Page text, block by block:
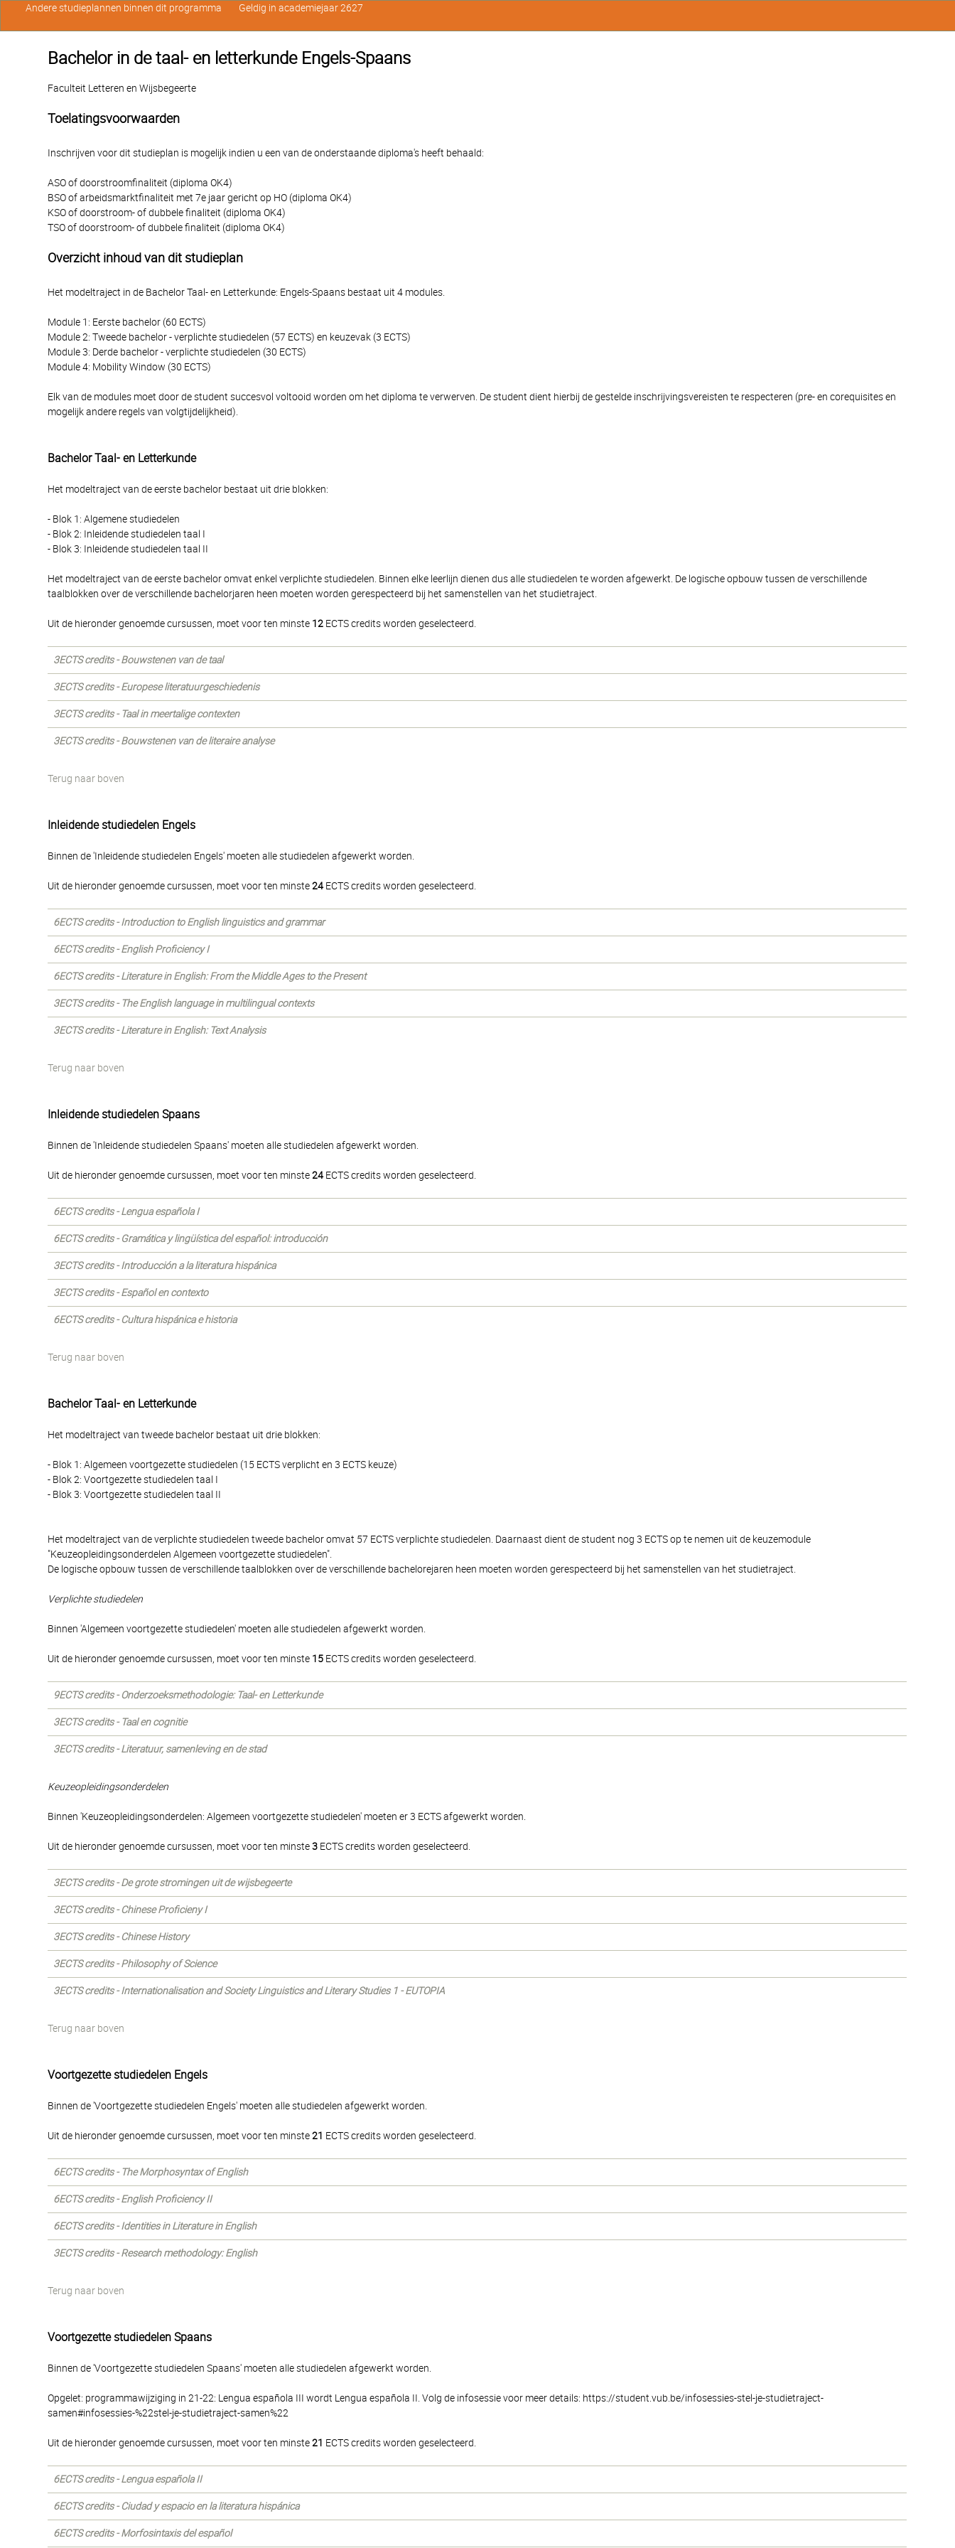
Bachelor in de taal- en letterkunde Engels-Spaans
Faculteit Letteren en Wijsbegeerte
Toelatingsvoorwaarden
Inschrijven voor dit studieplan is mogelijk indien u een van de onderstaande diploma's heeft behaald:
ASO of doorstroomfinaliteit (diploma OK4)
BSO of arbeidsmarktfinaliteit met 7e jaar gericht op HO (diploma OK4)
KSO of doorstroom- of dubbele finaliteit (diploma OK4)
TSO of doorstroom- of dubbele finaliteit (diploma OK4)
Overzicht inhoud van dit studieplan
Het modeltraject in de Bachelor Taal- en Letterkunde: Engels-Spaans bestaat uit 4 modules.
Module 1: Eerste bachelor (60 ECTS)
Module 2: Tweede bachelor - verplichte studiedelen (57 ECTS) en keuzevak (3 ECTS)
Module 3: Derde bachelor - verplichte studiedelen (30 ECTS)
Module 4: Mobility Window (30 ECTS)
Elk van de modules moet door de student succesvol voltooid worden om het diploma te verwerven. De student dient hierbij de gestelde inschrijvingsvereisten te respecteren (pre- en corequisites en
mogelijk andere regels van volgtijdelijkheid).
Bachelor Taal- en Letterkunde
Het modeltraject van de eerste bachelor bestaat uit drie blokken:
- Blok 1: Algemene studiedelen
- Blok 2: Inleidende studiedelen taal I
- Blok 3: Inleidende studiedelen taal II
Het modeltraject van de eerste bachelor omvat enkel verplichte studiedelen. Binnen elke leerlijn dienen dus alle studiedelen te worden afgewerkt. De logische opbouw tussen de verschillende
taalblokken over de verschillende bachelorjaren heen moeten worden gerespecteerd bij het samenstellen van het studietraject.
Uit de hieronder genoemde cursussen, moet voor ten minste 12 ECTS credits worden geselecteerd.
3ECTS credits - Bouwstenen van de taal
3ECTS credits - Europese literatuurgeschiedenis
3ECTS credits - Taal in meertalige contexten
3ECTS credits - Bouwstenen van de literaire analyse
Terug naar boven
Inleidende studiedelen Engels
Binnen de 'Inleidende studiedelen Engels' moeten alle studiedelen afgewerkt worden.
Uit de hieronder genoemde cursussen, moet voor ten minste24 ECTS credits worden geselecteerd.
6ECTS credits - Introduction to English linguistics and grammar
6ECTS credits - English Proficiency I
6ECTS credits - Literature in English: From the Middle Ages to the Present
3ECTS credits - The English language in multilingual contexts
3ECTS credits - Literature in English: Text Analysis
Terug naar boven
Inleidende studiedelen Spaans
Binnen de 'Inleidende studiedelen Spaans' moeten alle studiedelen afgewerkt worden.
Uit de hieronder genoemde cursussen, moet voor ten minste24 ECTS credits worden geselecteerd.
6ECTS credits - Lengua española I
6ECTS credits - Gramática y lingüística del español: introducción
3ECTS credits - Introducción a la literatura hispánica
3ECTS credits - Español en contexto
6ECTS credits - Cultura hispánica e historia
Terug naar boven
Bachelor Taal- en Letterkunde
Het modeltraject van tweede bachelor bestaat uit drie blokken:
- Blok 1: Algemeen voortgezette studiedelen (15 ECTS verplicht en 3 ECTS keuze)
- Blok 2: Voortgezette studiedelen taal I
- Blok 3: Voortgezette studiedelen taal II
Het modeltraject van de verplichte studiedelen tweede bachelor omvat 57 ECTS verplichte studiedelen. Daarnaast dient de student nog 3 ECTS op te nemen uit de keuzemodule
"Keuzeopleidingsonderdelen Algemeen voortgezette studiedelen".
De logische opbouw tussen de verschillende taalblokken over de verschillende bachelorejaren heen moeten worden gerespecteerd bij het samenstellen van het studietraject.
Verplichte studiedelen
Binnen 'Algemeen voortgezette studiedelen' moeten alle studiedelen afgewerkt worden.
Uit de hieronder genoemde cursussen, moet voor ten minste 15 ECTS credits worden geselecteerd.
9ECTS credits - Onderzoeksmethodologie: Taal- en Letterkunde
3ECTS credits - Taal en cognitie
3ECTS credits - Literatuur, samenleving en de stad
Keuzeopleidingsonderdelen
Binnen 'Keuzeopleidingsonderdelen: Algemeen voortgezette studiedelen' moeten er 3 ECTS afgewerkt worden.
Uit de hieronder genoemde cursussen, moet voor ten minste3 ECTS credits worden geselecteerd.
3ECTS credits - De grote stromingen uit de wijsbegeerte
3ECTS credits - Chinese Proficieny I
3ECTS credits - Chinese History
3ECTS credits - Philosophy of Science
3ECTS credits - Internationalisation and Society Linguistics and Literary Studies 1 - EUTOPIA
Terug naar boven
Voortgezette studiedelen Engels
Binnen de 'Voortgezette studiedelen Engels' moeten alle studiedelen afgewerkt worden.
Uit de hieronder genoemde cursussen, moet voor ten minste21 ECTS credits worden geselecteerd.
6ECTS credits - The Morphosyntax of English
6ECTS credits - English Proficiency II
6ECTS credits - Identities in Literature in English
3ECTS credits - Research methodology: English
Terug naar boven
Voortgezette studiedelen Spaans
Binnen de 'Voortgezette studiedelen Spaans' moeten alle studiedelen afgewerkt worden.
Opgelet: programmawijziging in 21-22: Lengua española III wordt Lengua española II. Volg de infosessie voor meer details: https://student.vub.be/infosessies-stel-je-studietraject-
samen#infosessies-%22stel-je-studietraject-samen%22
Uit de hieronder genoemde cursussen, moet voor ten minste21 ECTS credits worden geselecteerd.
6ECTS credits - Lengua española II
6ECTS credits - Ciudad y espacio en la literatura hispánica
6ECTS credits - Morfosintaxis del español
Andere studieplannen binnen dit programma Geldig in academiejaar 2627